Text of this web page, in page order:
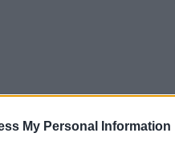
My Personal Information